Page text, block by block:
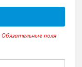
Обязательные поля